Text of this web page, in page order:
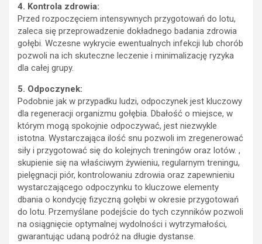
4. Kontrola zdrowia:
Przed rozpoczęciem intensywnych przygotowań do lotu,
zaleca się przeprowadzenie dokładnego badania zdrowia
gołębi. Wczesne wykrycie ewentualnych infekcji lub chorób
pozwoli na ich skuteczne leczenie i minimalizację ryzyka
dla całej grupy.
5. Odpoczynek:
Podobnie jak w przypadku ludzi, odpoczynek jest kluczowy
dla regeneracji organizmu gołębia. Dbałość o miejsce, w
którym mogą spokojnie odpoczywać, jest niezwykle
istotna. Wystarczająca ilość snu pozwoli im zregenerować
siły i przygotować się do kolejnych treningów oraz lotów. ,
skupienie się na właściwym żywieniu, regularnym treningu,
pielęgnacji piór, kontrolowaniu zdrowia oraz zapewnieniu
wystarczającego odpoczynku to kluczowe elementy
dbania o kondycję fizyczną gołębi w okresie przygotowań
do lotu. Przemyślane podejście do tych czynników pozwoli
na osiągnięcie optymalnej wydolności i wytrzymałości,
gwarantując udaną podróż na długie dystanse.